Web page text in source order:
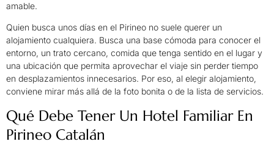
amable.
Quien busca unos días en el Pirineo no suele querer un
alojamiento cualquiera. Busca una base cómoda para conocer el
entorno, un trato cercano, comida que tenga sentido en el lugar y
una ubicación que permita aprovechar el viaje sin perder tiempo
en desplazamientos innecesarios. Por eso, al elegir alojamiento,
conviene mirar más allá de la foto bonita o de la lista de servicios.
Qué Debe Tener Un Hotel Familiar En
Pirineo Catalán